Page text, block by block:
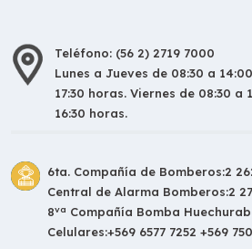
Teléfono: (56 2) 2719 7000
Lunes a Jueves de 08:30 a
17:30 horas. Viernes de 08:30 a
16:30 horas.
6ta. Compañía de Bomberos:2
Central de Alarma Bomberos:2
8va Compañía Bomba
Celulares:+569 6577 7252 +569